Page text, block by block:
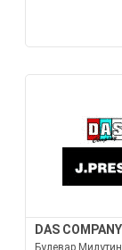
DAS COMPANY
Булевар Милутин